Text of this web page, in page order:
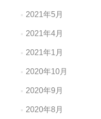
2021年5月
2021年4月
2021年1月
2020年10月
2020年9月
2020年8月